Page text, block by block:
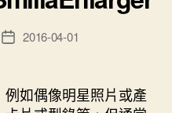
文
佈
日
2016-04-01
如偶像明星照片或產